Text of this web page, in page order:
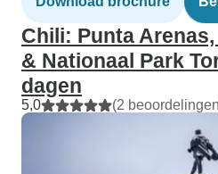
Chili: Punta
& Nationaal Park
dagen
5,0 (2